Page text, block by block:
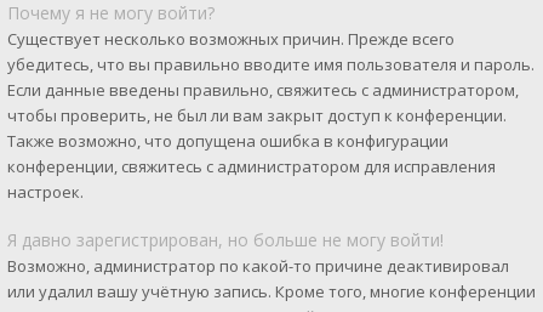
Почему я не могу войти?
Существует несколько возможных причин. Прежде всего
убедитесь, что вы правильно вводите имя пользователя и пароль.
Если данные введены правильно, свяжитесь с администратором,
чтобы проверить, не был ли вам закрыт доступ к конференции.
Также возможно, что допущена ошибка в конфигурации
конференции, свяжитесь с администратором для исправления
настроек.
Я давно зарегистрирован, но больше не могу войти!
Возможно, администратор по какой-то причине деактивировал
или удалил вашу учётную запись. Кроме того, многие конференции